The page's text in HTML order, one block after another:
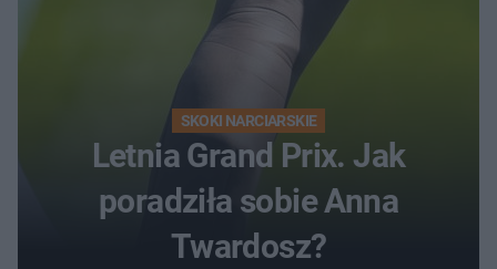
SKOKI NARCIARSKIE
Letnia Grand Prix. Jak
poradziła sobie Anna
Twardosz?